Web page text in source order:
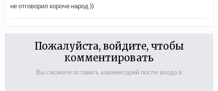
не отговорил короче народ ))
Пожалуйста, войдите, чтобы
комментировать
Вы сможете оставить комментарий после входа в